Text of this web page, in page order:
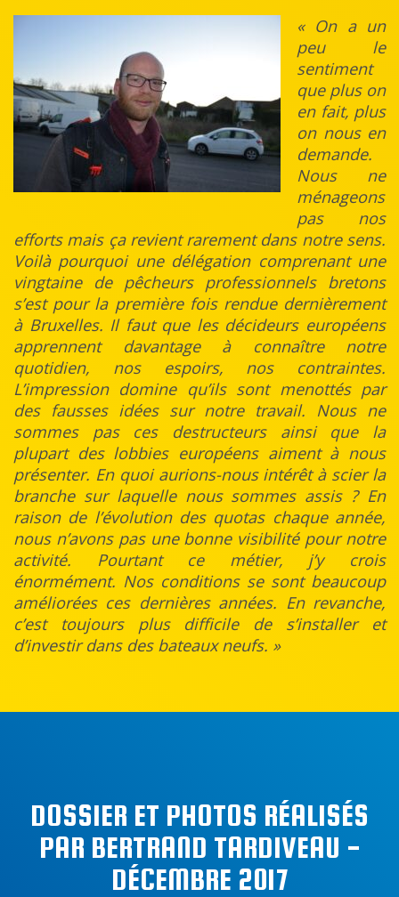
« On a un
peu le
sentiment
que plus on
en fait, plus
on nous en
demande.
Nous ne
ménageons
pas nos
efforts mais ça revient rarement dans notre sens.
Voilà pourquoi une délégation comprenant une
vingtaine de pêcheurs professionnels bretons
s’est pour la première fois rendue dernièrement
à Bruxelles. Il faut que les décideurs européens
apprennent davantage à connaître notre
quotidien, nos espoirs, nos contraintes.
L’impression domine qu’ils sont menottés par
des fausses idées sur notre travail. Nous ne
sommes pas ces destructeurs ainsi que la
plupart des lobbies européens aiment à nous
présenter. En quoi aurions-nous intérêt à scier la
branche sur laquelle nous sommes assis ? En
raison de l’évolution des quotas chaque année,
nous n’avons pas une bonne visibilité pour notre
activité. Pourtant ce métier, j’y crois
énormément. Nos conditions se sont beaucoup
améliorées ces dernières années. En revanche,
c’est toujours plus difficile de s’installer et
d’investir dans des bateaux neufs. »
DOSSIER ET PHOTOS RÉALISÉS
PAR BERTRAND TARDIVEAU -
DÉCEMBRE 2017